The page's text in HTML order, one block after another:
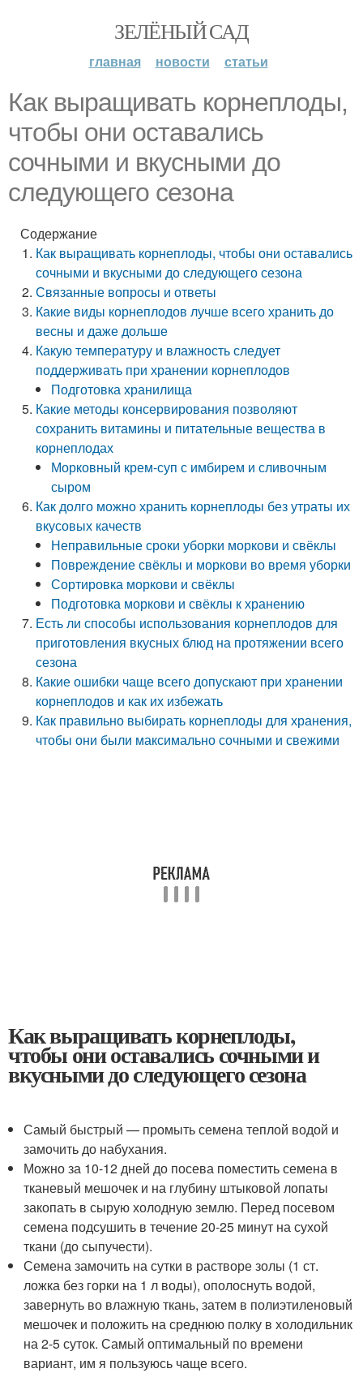
ЗЕЛЁНЫЙ САД
главная новости статьи
Как выращивать корнеплоды,
чтобы они оставались
сочными и вкусными до
следующего сезона
Содержание
Как выращивать корнеплоды, чтобы они оставались
сочными и вкусными до следующего сезона
Связанные вопросы и ответы
Какие виды корнеплодов лучше всего хранить до
весны и даже дольше
Какую температуру и влажность следует
поддерживать при хранении корнеплодов
Подготовка хранилища
Какие методы консервирования позволяют
сохранить витамины и питательные вещества в
корнеплодах
Морковный крем-суп с имбирем и сливочным
сыром
Как долго можно хранить корнеплоды без утраты их
вкусовых качеств
Неправильные сроки уборки моркови и свёклы
Повреждение свёклы и моркови во время уборки
Сортировка моркови и свёклы
Подготовка моркови и свёклы к хранению
Есть ли способы использования корнеплодов для
приготовления вкусных блюд на протяжении всего
сезона
Какие ошибки чаще всего допускают при хранении
корнеплодов и как их избежать
Как правильно выбирать корнеплоды для хранения,
чтобы они были максимально сочными и свежими
Как выращивать корнеплоды,
чтобы они оставались сочными и
вкусными до следующего сезона
Самый быстрый — промыть семена теплой водой и
замочить до набухания.
Можно за 10-12 дней до посева поместить семена в
тканевый мешочек и на глубину штыковой лопаты
закопать в сырую холодную землю. Перед посевом
семена подсушить в течение 20-25 минут на сухой
ткани (до сыпучести).
Семена замочить на сутки в растворе золы (1 ст.
ложка без горки на 1 л воды), ополоснуть водой,
завернуть во влажную ткань, затем в полиэтиленовый
мешочек и положить на среднюю полку в холодильник
на 2-5 суток. Самый оптимальный по времени
вариант, им я пользуюсь чаще всего.